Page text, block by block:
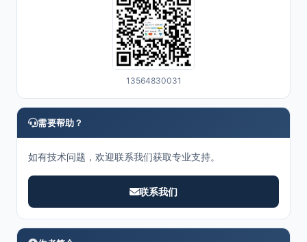
13564830031
需要帮助？
如有技术问题，欢迎联系我们获取专业支持。
联系我们